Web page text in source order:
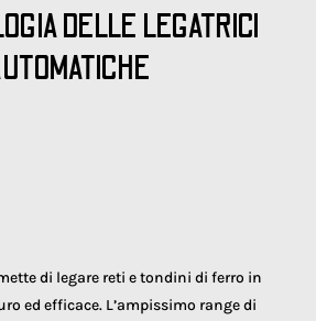
DELLE LEGATRICI
di legare reti e tondini di ferro in
ed efficace. L’ampissimo range di